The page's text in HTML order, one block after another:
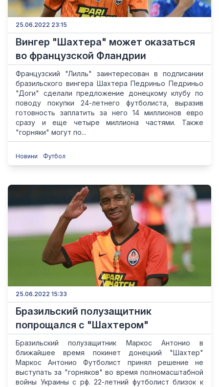
25.06.2022 23:15
Вингер "Шахтера" может оказаться
во французской Фландрии
Французский "Лилль" заинтересован в подписании
бразильского вингера Шахтера Педриньо Педриньо
"Доги" сделали предложение донецкому клубу по
поводу покупки 24-летнего футболиста, выразив
готовность заплатить за него 14 миллионов евро
сразу и еще четыре миллиона частями. Также
"горняки" могут по...
Новини Футбол
25.06.2022 15:33
Бразильский полузащитник
попрощался с "Шахтером"
Бразильский полузащитник Маркос Антонио в
ближайшее время покинет донецкий "Шахтер"
Маркос Антонио Футболист принял решение не
выступать за "горняков" во время полномасштабной
войны Украины с рф. 22-летний футболист близок к